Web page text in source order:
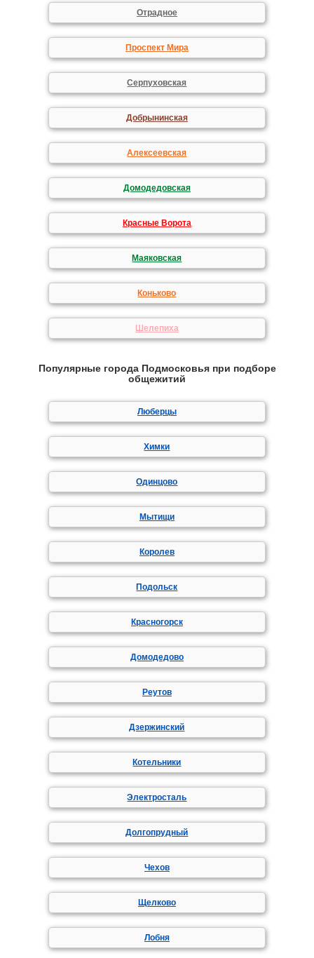
Отрадное
Проспект Мира
Серпуховская
Добрынинская
Алексеевская
Домодедовская
Красные Ворота
Маяковская
Коньково
Шелепиха
Популярные города Подмосковья при подборе
общежитий
Люберцы
Химки
Одинцово
Мытищи
Королев
Подольск
Красногорск
Домодедово
Реутов
Дзержинский
Котельники
Электросталь
Долгопрудный
Чехов
Щелково
Лобня